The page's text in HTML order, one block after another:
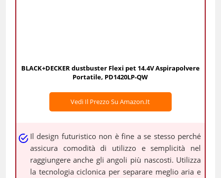
BLACK+DECKER dustbuster Flexi pet 14.4V Aspirapolvere
Portatile, PD1420LP-QW
Vedi Il Prezzo Su Amazon.it
Il design futuristico non è fine a se stesso perché
assicura comodità di utilizzo e semplicità nel
raggiungere anche gli angoli più nascosti. Utilizza
la tecnologia ciclonica per separare meglio aria e